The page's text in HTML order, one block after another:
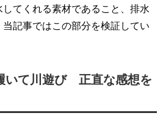
てくれる素材であること、排水
記事ではこの部分を検証してい
いて川遊び 正直な感想を